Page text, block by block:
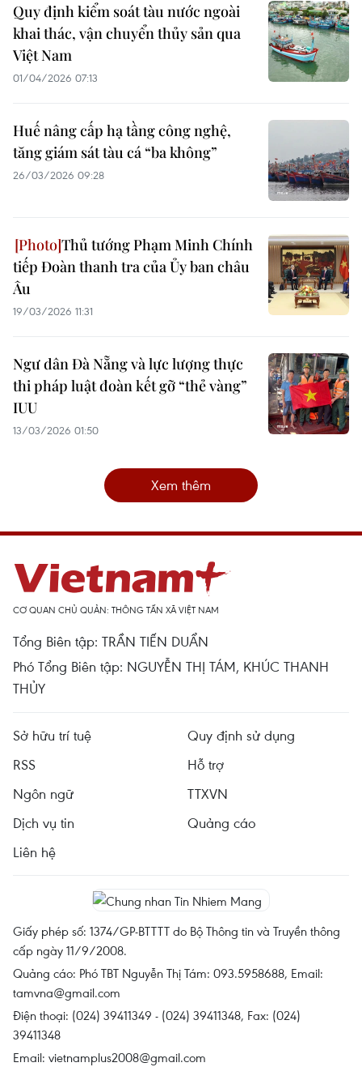
Quy định kiểm soát tàu nước ngoài
khai thác, vận chuyển thủy sản qua
Việt Nam
01/04/2026 07:13
Huế nâng cấp hạ tầng công nghệ,
tăng giám sát tàu cá “ba không”
26/03/2026 09:28
Thủ tướng Phạm Minh Chính
tiếp Đoàn thanh tra của Ủy ban châu
Âu
19/03/2026 11:31
Ngư dân Đà Nẵng và lực lượng thực
thi pháp luật đoàn kết gỡ “thẻ vàng”
IUU
13/03/2026 01:50
Xem thêm
CƠ QUAN CHỦ QUẢN: THÔNG TẤN XÃ VIỆT NAM
Tổng Biên tập: TRẦN TIẾN DUẨN
Phó Tổng Biên tập: NGUYỄN THỊ TÁM, KHÚC THANH
THỦY
Sở hữu trí tuệ
Quy định sử dụng
RSS
Hỗ trợ
Ngôn ngữ
TTXVN
Dịch vụ tin
Quảng cáo
Liên hệ
Giấy phép số: 1374/GP-BTTTT do Bộ Thông tin và Truyền thông
cấp ngày 11/9/2008.
Quảng cáo: Phó TBT Nguyễn Thị Tám: 093.5958688, Email:
tamvna@gmail.com
Điện thoại: (024) 39411349 - (024) 39411348, Fax: (024)
39411348
Email: vietnamplus2008@gmail.com